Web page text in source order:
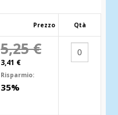
Prezzo Qtà
5,25 €
3,41 €
Risparmio:
35%